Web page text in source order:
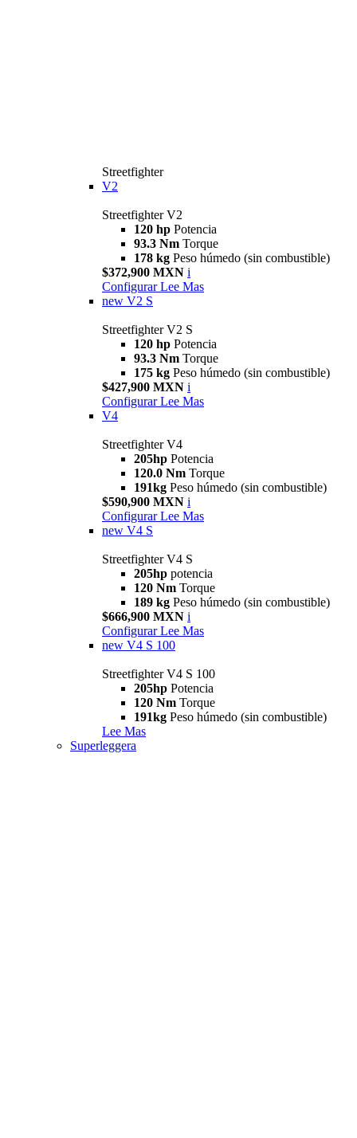
Streetfighter
V2
Streetfighter V2
120 hp Potencia
93.3 Nm Torque
178 kg Peso húmedo (sin combustible)
$372,900 MXN i
Configurar Lee Mas
new V2 S
Streetfighter V2 S
120 hp Potencia
93.3 Nm Torque
175 kg Peso húmedo (sin combustible)
$427,900 MXN i
Configurar Lee Mas
V4
Streetfighter V4
205hp Potencia
120.0 Nm Torque
191kg Peso húmedo (sin combustible)
$590,900 MXN i
Configurar Lee Mas
new V4 S
Streetfighter V4 S
205hp potencia
120 Nm Torque
189 kg Peso húmedo (sin combustible)
$666,900 MXN i
Configurar Lee Mas
new V4 S 100
Streetfighter V4 S 100
205hp Potencia
120 Nm Torque
191kg Peso húmedo (sin combustible)
Lee Mas
Superleggera